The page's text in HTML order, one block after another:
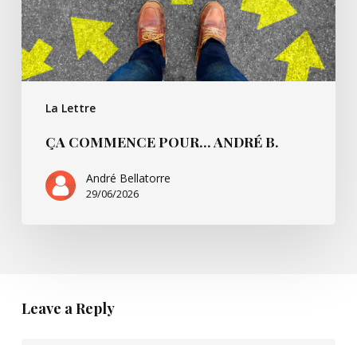
La Lettre
ÇA COMMENCE POUR… ANDRÉ B.
André Bellatorre
29/06/2026
Leave a Reply